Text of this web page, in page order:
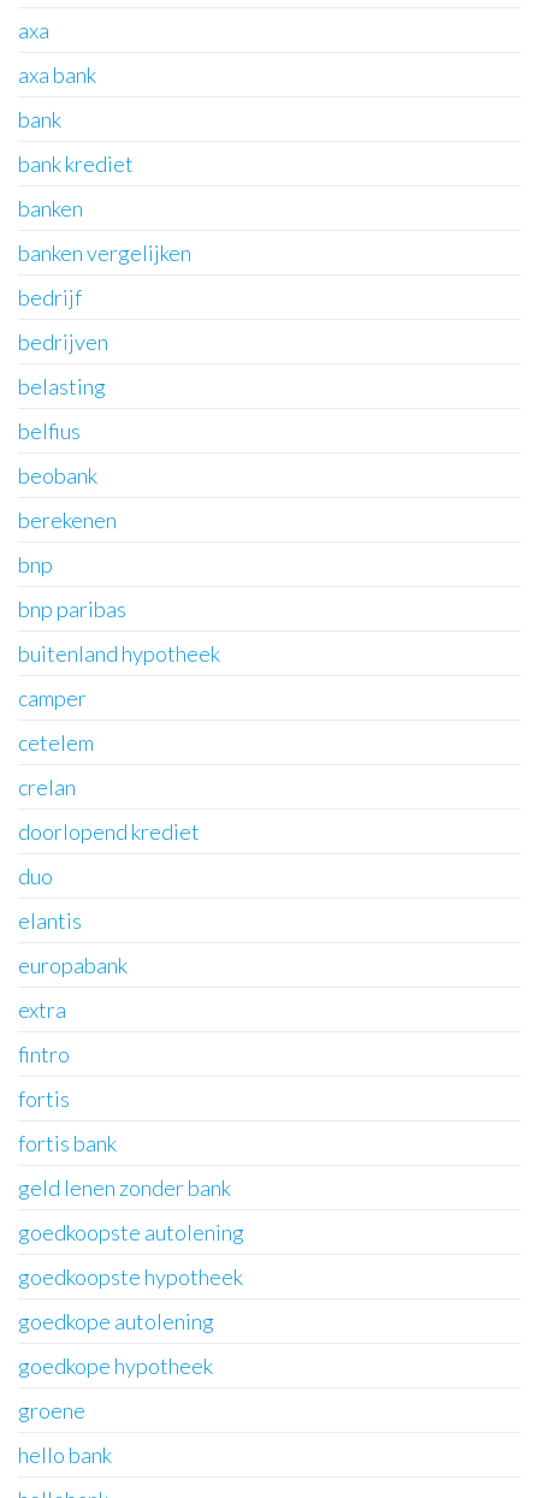
axa
axa bank
bank
bank krediet
banken
banken vergelijken
bedrijf
bedrijven
belasting
belfius
beobank
berekenen
bnp
bnp paribas
buitenland hypotheek
camper
cetelem
crelan
doorlopend krediet
duo
elantis
europabank
extra
fintro
fortis
fortis bank
geld lenen zonder bank
goedkoopste autolening
goedkoopste hypotheek
goedkope autolening
goedkope hypotheek
groene
hello bank